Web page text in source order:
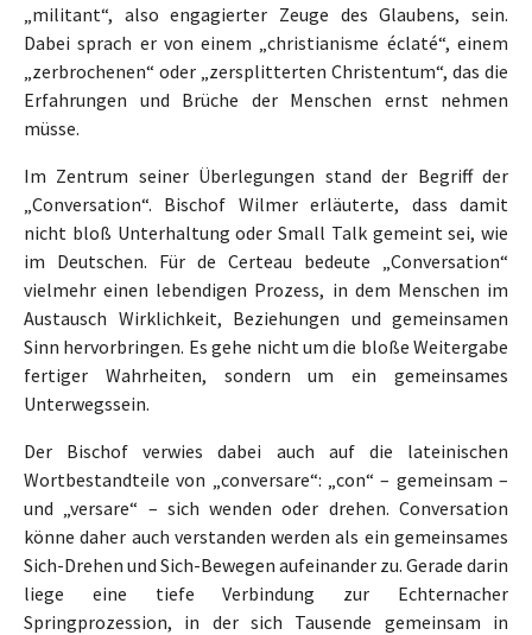
„militant“, also engagierter Zeuge des Glaubens, sein.
Dabei sprach er von einem „christianisme éclaté“, einem
„zerbrochenen“ oder „zersplitterten Christentum“, das die
Erfahrungen und Brüche der Menschen ernst nehmen
müsse.
Im Zentrum seiner Überlegungen stand der Begriff der
„Conversation“. Bischof Wilmer erläuterte, dass damit
nicht bloß Unterhaltung oder Small Talk gemeint sei, wie
im Deutschen. Für de Certeau bedeute „Conversation“
vielmehr einen lebendigen Prozess, in dem Menschen im
Austausch Wirklichkeit, Beziehungen und gemeinsamen
Sinn hervorbringen. Es gehe nicht um die bloße Weitergabe
fertiger Wahrheiten, sondern um ein gemeinsames
Unterwegssein.
Der Bischof verwies dabei auch auf die lateinischen
Wortbestandteile von „conversare“: „con“ – gemeinsam –
und „versare“ – sich wenden oder drehen. Conversation
könne daher auch verstanden werden als ein gemeinsames
Sich-Drehen und Sich-Bewegen aufeinander zu. Gerade darin
liege eine tiefe Verbindung zur Echternacher
Springprozession, in der sich Tausende gemeinsam in